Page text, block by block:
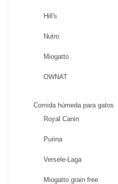
Hill's
Nutro
Miogatto
OWNAT
Comida húmeda para gatos
Royal Canin
Purina
Versele-Laga
Miogatto grain free